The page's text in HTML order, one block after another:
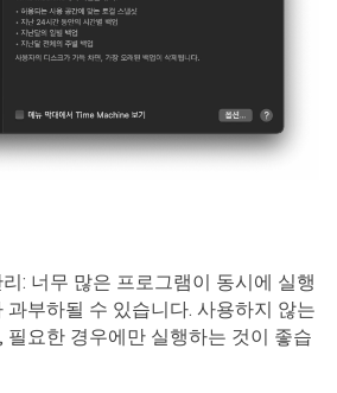
: 너무 많은 프로그램이 동시에 실행
과부하될 수 있습니다. 사용하지 않는
필요한 경우에만 실행하는 것이 좋습